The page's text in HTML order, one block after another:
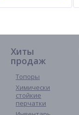
Хиты
продаж
Топоры
Химически
стойкие
перчатки